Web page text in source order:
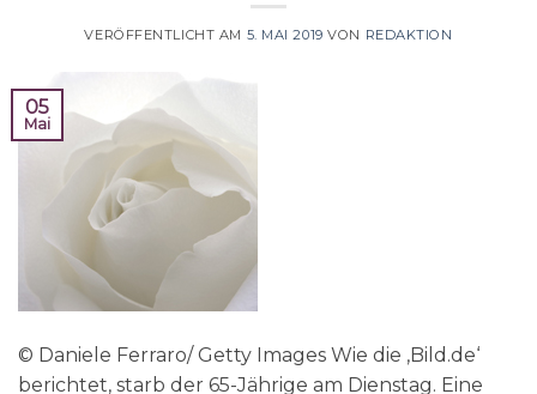
VERÖFFENTLICHT AM 5. MAI 2019 VON REDAKTION
05
Mai
© Daniele Ferraro/ Getty Images Wie die ‚Bild.de‘
berichtet, starb der 65-Jährige am Dienstag. Eine